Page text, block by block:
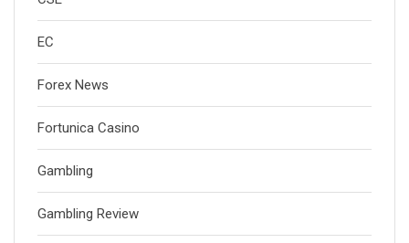
EC
Forex News
Fortunica Casino
Gambling
Gambling Review